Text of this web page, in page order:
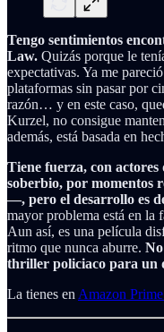
Tengo sentimientos
Law. Quizás porque le
expectativas. Ya me
plataformas sin pasar por
razón… y en este caso,
Kurzel, no consigue
además, está basada en
Tiene fuerza, con
soberbio, por momentos
—, pero el desarrollo es
mayor problema está en la
Aun así, es una película
ritmo que nunca aburre.
thriller policiaco para un
La tienes en Amazon